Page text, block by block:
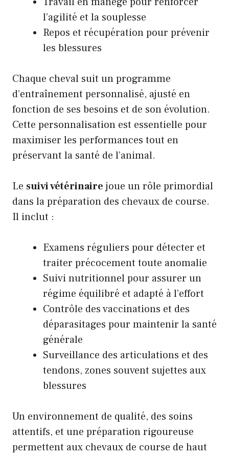
l’agilité et la souplesse
Repos et récupération pour prévenir
les blessures
Chaque cheval suit un programme
d’entraînement personnalisé, ajusté en
fonction de ses besoins et de son évolution.
Cette personnalisation est essentielle pour
maximiser les performances tout en
préservant la santé de l’animal.
Le suivi vétérinaire joue un rôle primordial
dans la préparation des chevaux de course.
Il inclut :
Examens réguliers pour détecter et
traiter précocement toute anomalie
Suivi nutritionnel pour assurer un
régime équilibré et adapté à l’effort
Contrôle des vaccinations et des
déparasitages pour maintenir la santé
générale
Surveillance des articulations et des
tendons, zones souvent sujettes aux
blessures
Un environnement de qualité, des soins
attentifs, et une préparation rigoureuse
permettent aux chevaux de course de haut